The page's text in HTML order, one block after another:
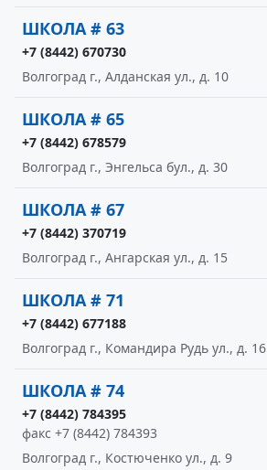
ШКОЛА # 63
+7 (8442) 670730
Волгоград г., Алданская ул., д. 10
ШКОЛА # 65
+7 (8442) 678579
Волгоград г., Энгельса бул., д. 30
ШКОЛА # 67
+7 (8442) 370719
Волгоград г., Ангарская ул., д. 15
ШКОЛА # 71
+7 (8442) 677188
Волгоград г., Командира Рудь ул., д. 16
ШКОЛА # 74
+7 (8442) 784395
факс +7 (8442) 784393
Волгоград г., Костюченко ул., д. 9